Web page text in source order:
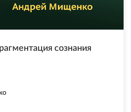
сознания